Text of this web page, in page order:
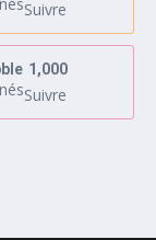
Suivre
1,000
Suivre